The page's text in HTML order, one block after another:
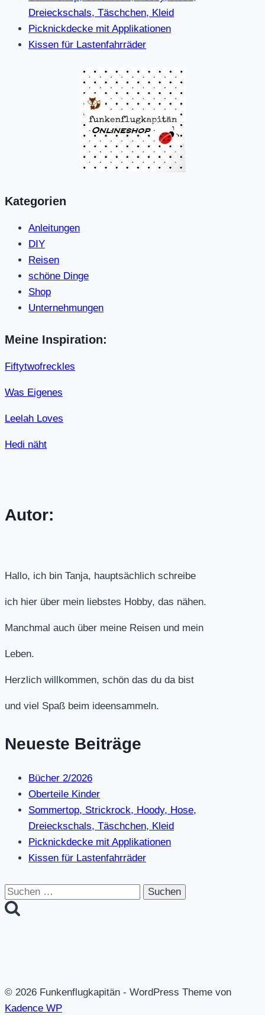
Dreieckschals, Täschchen, Kleid
Picknickdecke mit Applikationen
Kissen für Lastenfahrräder
Kategorien
Anleitungen
DIY
Reisen
schöne Dinge
Shop
Unternehmungen
Meine Inspiration:
Fiftytwofreckles
Was Eigenes
Leelah Loves
Hedi näht
Autor:
Hallo, ich bin Tanja, hauptsächlich schreibe
ich hier über mein liebstes Hobby, das nähen.
Manchmal auch über meine Reisen und mein
Leben.
Herzlich willkommen, schön das du da bist
und viel Spaß beim ideensammeln.
Neueste Beiträge
Bücher 2/2026
Oberteile Kinder
Sommertop, Strickrock, Hoody, Hose,
Dreieckschals, Täschchen, Kleid
Picknickdecke mit Applikationen
Kissen für Lastenfahrräder
Suchen
nach:
© 2026 Funkenflugkapitän - WordPress Theme von
Kadence WP